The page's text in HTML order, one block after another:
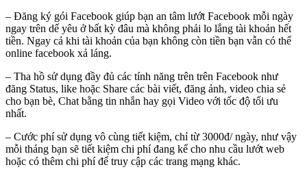
– Đăng ký gói Facebook giúp bạn an tâm lướt Facebook mỗi ngày
ngay trên dế yêu ở bất kỳ đâu mà không phải lo lắng tài khoản hết
tiền. Ngay cả khi tài khoản của bạn không còn tiền bạn vẫn có thể
online facebook xả láng.
– Tha hồ sử dụng đầy đủ các tính năng trên trên Facebook như
đăng Status, like hoặc Share các bài viết, đăng ảnh, video chia sẻ
cho bạn bè, Chat bằng tin nhắn hay gọi Video với tốc độ tối ưu
nhất.
– Cước phí sử dụng vô cùng tiết kiệm, chỉ từ 3000đ/ ngày, như vậy
mỗi tháng bạn sẽ tiết kiệm chi phí đang kể cho nhu cầu lướt web
hoặc có thêm chi phí để truy cập các trang mạng khác.